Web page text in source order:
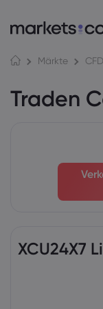
Märkte
Traden
XCU24X7